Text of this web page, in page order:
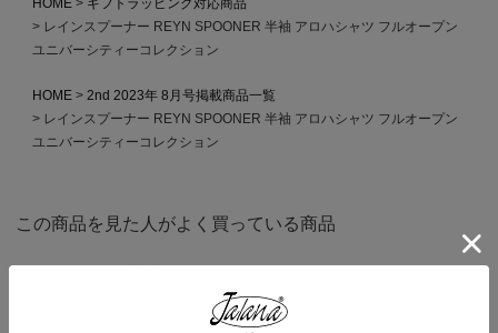
HOME
ギフトラッピング対応商品
レインスプーナー REYN SPOONER 半袖 アロハシャツ フルオープン
ユニバーシティーコレクション
HOME
2nd 2023年 8月号掲載商品一覧
レインスプーナー REYN SPOONER 半袖 アロハシャツ フルオープン
ユニバーシティーコレクション
この商品を見た人がよく買っている商品